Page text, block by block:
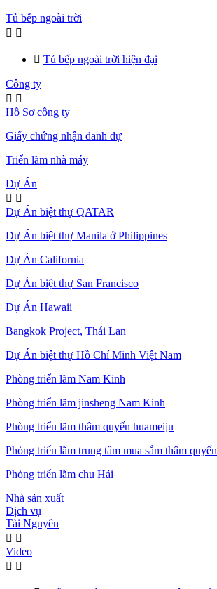
Tủ bếp ngoài trời
 
 Tủ bếp ngoài trời hiện đại
Công ty
 
Hồ Sơ công ty
Giấy chứng nhận danh dự
Triển lãm nhà máy
Dự Án
 
Dự Án biệt thự QATAR
Dự Án biệt thự Manila ở Philippines
Dự Án California
Dự Án biệt thự San Francisco
Dự Án Hawaii
Bangkok Project, Thái Lan
Dự Án biệt thự Hồ Chí Minh Việt Nam
Phòng triển lãm Nam Kinh
Phòng triển lãm jinsheng Nam Kinh
Phòng triển lãm thâm quyến huameiju
Phòng triển lãm trung tâm mua sắm thâm quyến
Phòng triển lãm chu Hải
Nhà sản xuất
Dịch vụ
Tài Nguyên
 
Video
 